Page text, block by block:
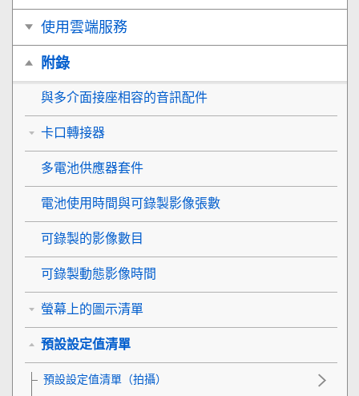
使用雲端服務
附錄
與多介面接座相容的音訊配件
卡口轉接器
多電池供應器套件
電池使用時間與可錄製影像張數
可錄製的影像數目
可錄製動態影像時間
螢幕上的圖示清單
預設設定值清單
預設設定值清單（拍攝）